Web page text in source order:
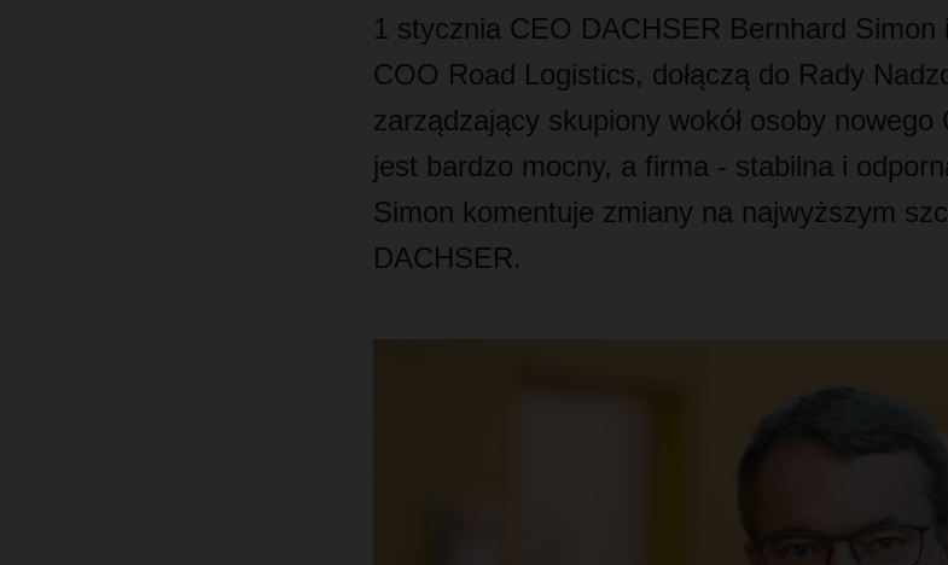
1 stycznia CEO DACHSER Bernhard Simon
COO Road Logistics, dołączą do Rady
zarządzający skupiony wokół osoby
jest bardzo mocny, a firma - stabilna i
Simon komentuje zmiany na najwyższym
DACHSER.